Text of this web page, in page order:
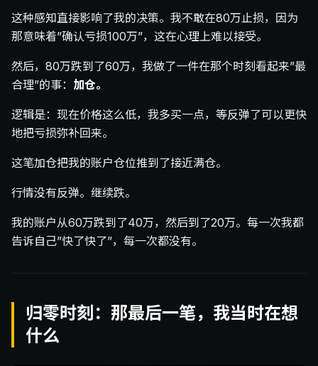
这种感知直接影响了我的决策。我不敢在80万止损，因为
那意味着”确认亏损100万”，这在心理上难以接受。
然后，80万跌到了60万，我做了一件在那个时刻看起来”最
合理”的事： 加仓。
逻辑是：现在价格这么低，我多买一点，等反弹了可以更快
地把亏损弥补回来。
这笔加仓把我的账户仓位推到了接近满仓。
行情没有反弹。继续跌。
我的账户从60万跌到了40万，然后到了20万。每一次我都
告诉自己”快了快了”，每一次都没有。
归零时刻：那最后一笔，我当时在想
什么